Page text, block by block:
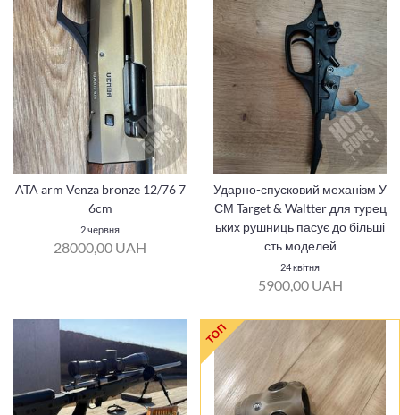
ATA arm Venza bronze 12/76 7
6cm
2 червня
28000,00 UAH
Ударно-спусковий механізм У
СМ Target & Waltter для турец
ьких рушниць пасує до більші
сть моделей
24 квітня
5900,00 UAH
ТОП